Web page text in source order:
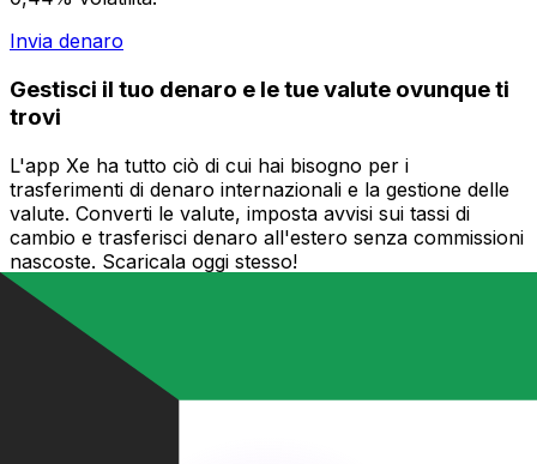
Invia denaro
Gestisci il tuo denaro e le tue valute ovunque ti
trovi
L'app Xe ha tutto ciò di cui hai bisogno per i
trasferimenti di denaro internazionali e la gestione delle
valute. Converti le valute, imposta avvisi sui tassi di
cambio e trasferisci denaro all'estero senza commissioni
nascoste. Scaricala oggi stesso!